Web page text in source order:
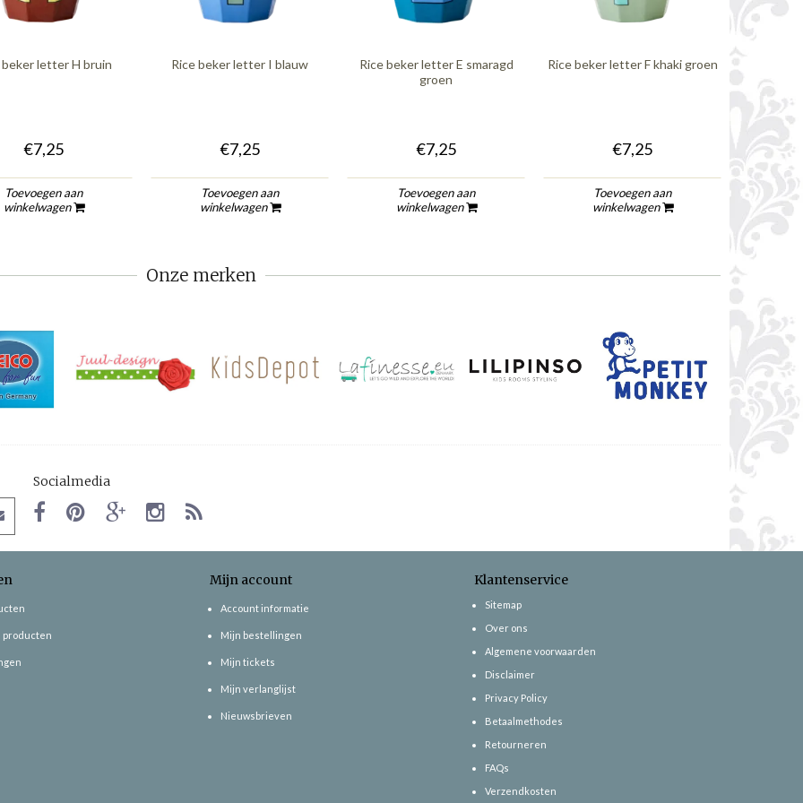
beker letter H bruin
€7,25
Toevoegen aan
winkelwagen
Rice beker letter I blauw
€7,25
Toevoegen aan
winkelwagen
Rice beker letter E smaragd
groen
€7,25
Toevoegen aan
winkelwagen
Rice beker letter F khaki groen
€7,25
Toevoegen aan
winkelwagen
Onze merken
Socialmedia
producten
Mijn account
Account informatie
Mijn bestellingen
Mijn tickets
Mijn verlanglijst
Nieuwsbrieven
Klantenservice
Sitemap
Over ons
Algemene voorwaarden
Disclaimer
Privacy Policy
Betaalmethodes
Retourneren
FAQs
Verzendkosten